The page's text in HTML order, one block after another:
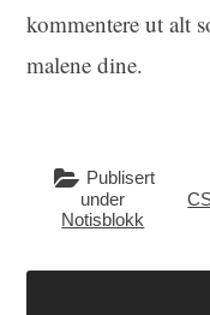
kommentere ut alt
malene dine.
Publisert
under
Notisblokk